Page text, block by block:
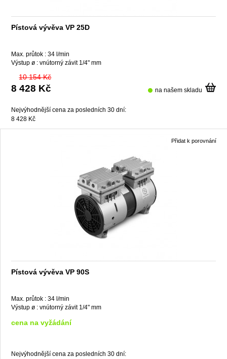
Pístová vývěva VP 25D
Max. průtok : 34 l/min
Výstup ø : vnútorný závit 1/4" mm
10 154 Kč
8 428 Kč na našem skladu
Nejvýhodnější cena za posledních 30 dní:
8 428 Kč
Pístová vývěva VP 90S
Max. průtok : 34 l/min
Výstup ø : vnútorný závit 1/4" mm
cena na vyžádání
Nejvýhodnější cena za posledních 30 dní:
Přidat k porovnání